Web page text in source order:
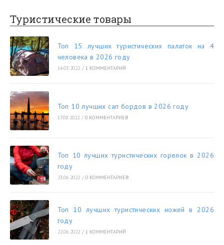
Туристические товары
Топ 15 лучших туристических палаток на 4
человека в 2026 году
14.03.2022 / 1 КОММЕНТАРИЙ
Топ 10 лучших сап бордов в 2026 году
17.08.2022 / 0 КОММЕНТАРИЕВ
Топ 10 лучших туристических горелок в 2026
году
23.06.2022 / 0 КОММЕНТАРИЕВ
Топ 10 лучших туристических ножей в 2026
году
22.06.2022 / 1 КОММЕНТАРИЙ